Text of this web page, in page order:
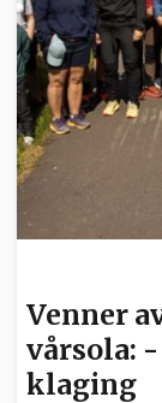
Venner
vårsola:
klaging